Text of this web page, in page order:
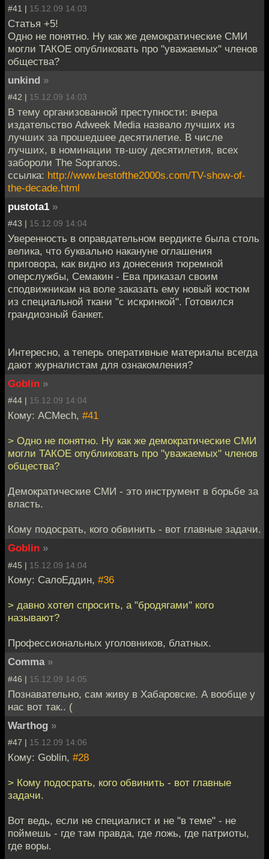
#41 | 15.12.09 14:03
Статья +5!
Одно не понятно. Ну как же демократические СМИ
могли ТАКОЕ опубликовать про "уважаемых" членов
общества?
unkind »
#42 | 15.12.09 14:03
В тему организованной преступности: вчера
издательство Adweek Media назвало лучших из
лучших за прошедшее десятилетие. В числе
лучших, в номинации тв-шоу десятилетия, всех
забороли The Sopranos.
ссылка: http://www.bestofthe2000s.com/TV-show-of-
the-decade.html
pustota1 »
#43 | 15.12.09 14:04
Уверенность в оправдательном вердикте была столь
велика, что буквально накануне оглашения
приговора, как видно из донесения тюремной
оперслужбы, Семакин - Ева приказал своим
сподвижникам на воле заказать ему новый костюм
из специальной ткани "с искринкой". Готовился
грандиозный банкет.
Интересно, а теперь оперативные материалы всегда
дают журналистам для ознакомления?
Goblin »
#44 | 15.12.09 14:04
Кому: ACMech, #41
> Одно не понятно. Ну как же демократические СМИ
могли ТАКОЕ опубликовать про "уважаемых" членов
общества?
Демократические СМИ - это инструмент в борьбе за
власть.
Кому подосрать, кого обвинить - вот главные задачи.
Goblin »
#45 | 15.12.09 14:04
Кому: СалоЕддин, #36
> давно хотел спросить, а "бродягами" кого
называют?
Профессиональных уголовников, блатных.
Comma »
#46 | 15.12.09 14:05
Познавательно, сам живу в Хабаровске. А вообще у
нас вот так.. (
Warthog »
#47 | 15.12.09 14:06
Кому: Goblin, #28
> Кому подосрать, кого обвинить - вот главные
задачи.
Вот ведь, если не специалист и не "в теме" - не
поймешь - где там правда, где ложь, где патриоты,
где воры.